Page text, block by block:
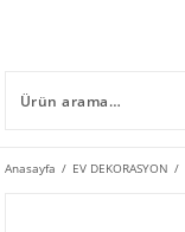
Anasayfa EV DEKORASYON